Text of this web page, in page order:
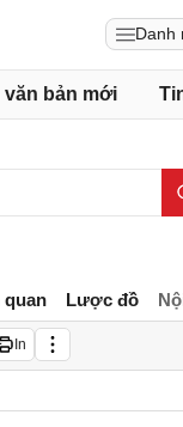
Danh
văn bản mới
quan Lược đồ
In